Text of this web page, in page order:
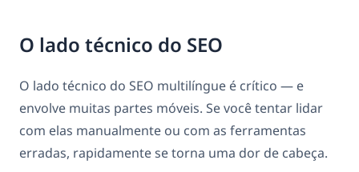
O lado técnico do SEO
O lado técnico do SEO multilíngue é crítico — e
envolve muitas partes móveis. Se você tentar lidar
com elas manualmente ou com as ferramentas
erradas, rapidamente se torna uma dor de cabeça.